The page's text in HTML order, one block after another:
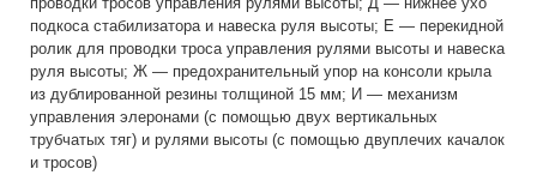
подкоса стабилизатора и навеска руля высоты; Е — перекидной
ролик для проводки троса управления рулями высоты и навеска
руля высоты; Ж — предохранительный упор на консоли крыла
из дублированной резины толщиной 15 мм; И — механизм
управления элеронами (с помощью двух вертикальных
трубчатых тяг) и рулями высоты (с помощью двуплечих качалок
и тросов)